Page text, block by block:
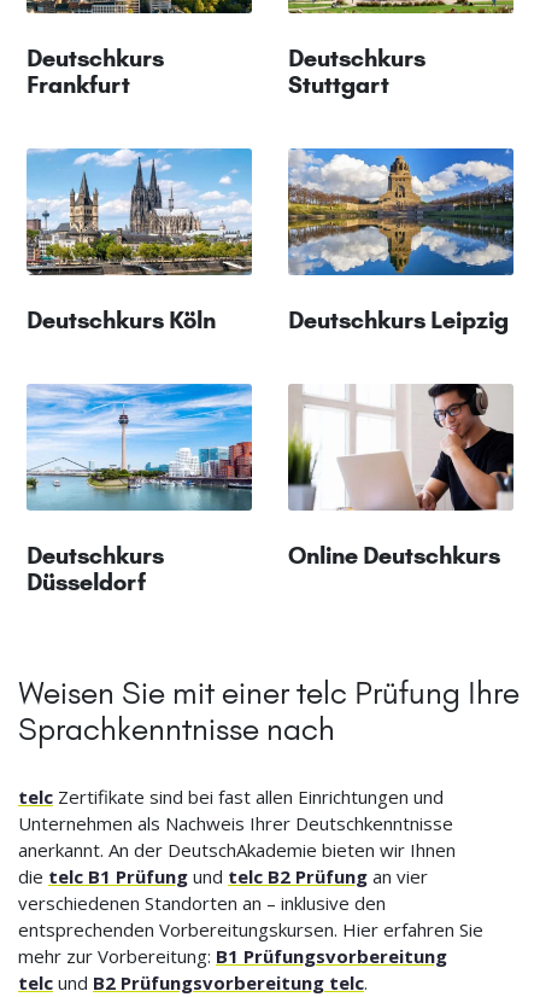
Deutschkurs
Frankfurt
Deutschkurs
Stuttgart
Deutschkurs Köln Deutschkurs Leipzig
Deutschkurs
Düsseldorf
Online Deutschkurs
Weisen Sie mit einer telc Prüfung Ihre
Sprachkenntnisse nach
telc Zertifikate sind bei fast allen Einrichtungen und
Unternehmen als Nachweis Ihrer Deutschkenntnisse
anerkannt. An der DeutschAkademie bieten wir Ihnen
die telc B1 Prüfung und telc B2 Prüfung an vier
verschiedenen Standorten an – inklusive den
entsprechenden Vorbereitungskursen. Hier erfahren Sie
mehr zur Vorbereitung: B1 Prüfungsvorbereitung
telc und B2 Prüfungsvorbereitung telc.